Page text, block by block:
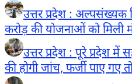
उत्तर प्रदेश : अल्पसंख्यक
करोड़ की योजनाओं को मिली
उत्तर प्रदेश : पूरे प्रदेश में
की होगी जांच, फर्जी पाए गए